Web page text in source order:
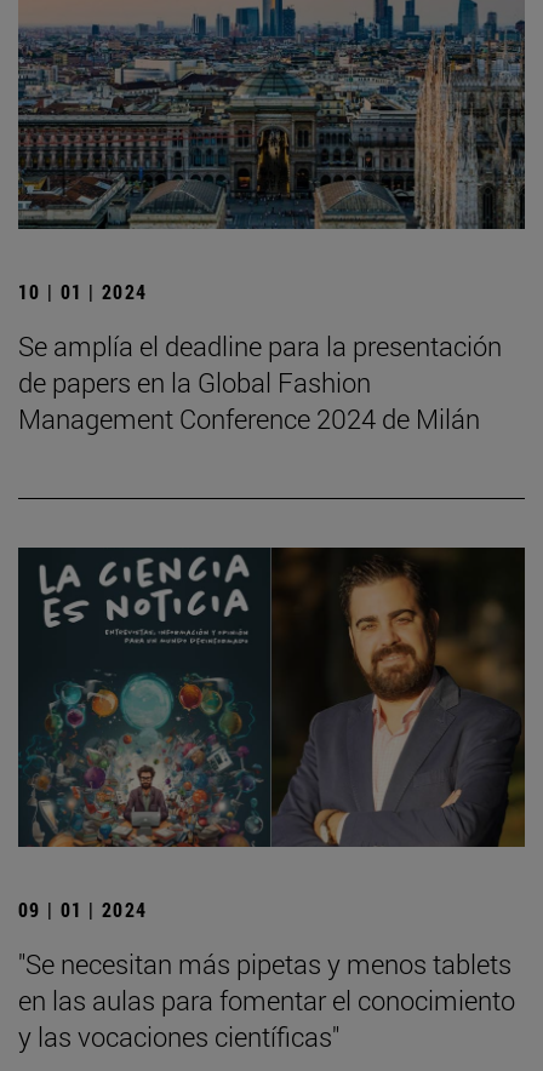
10 | 01 | 2024
Se amplía el deadline para la presentación
de papers en la Global Fashion
Management Conference 2024 de Milán
09 | 01 | 2024
"Se necesitan más pipetas y menos tablets
en las aulas para fomentar el conocimiento
y las vocaciones científicas"